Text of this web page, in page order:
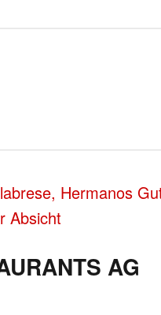
Hermanos
Absicht
AG